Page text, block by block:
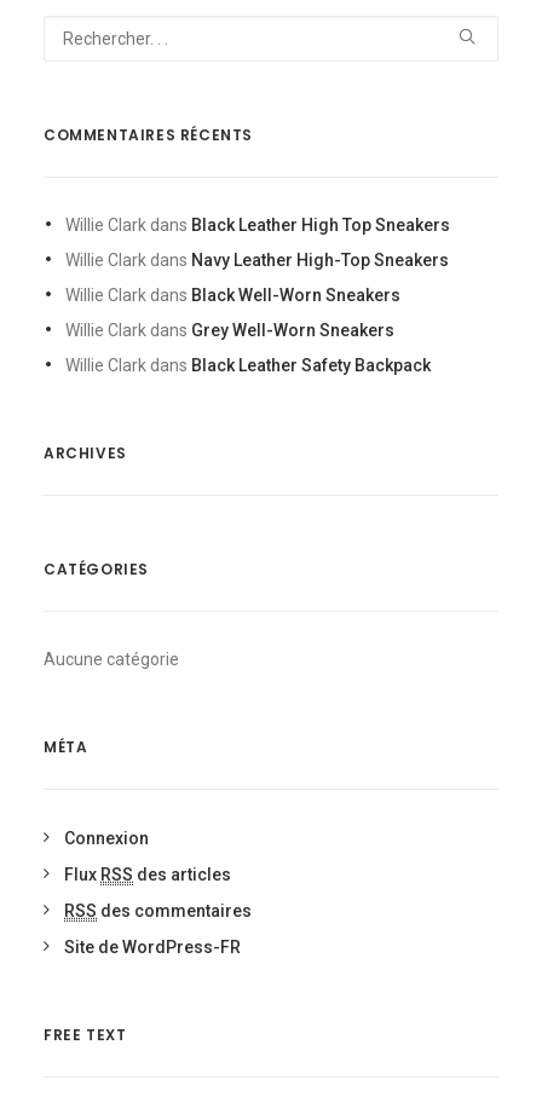
COMMENTAIRES RÉCENTS
Willie Clark dans Black Leather High Top Sneakers
Willie Clark dans Navy Leather High-Top Sneakers
Willie Clark dans Black Well-Worn Sneakers
Willie Clark dans Grey Well-Worn Sneakers
Willie Clark dans Black Leather Safety Backpack
ARCHIVES
CATÉGORIES
Aucune catégorie
MÉTA
Connexion
Flux RSS des articles
RSS des commentaires
Site de WordPress-FR
FREE TEXT